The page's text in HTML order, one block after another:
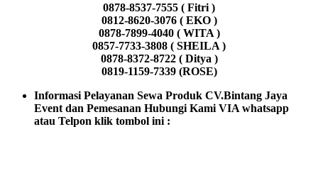
0878-8537-7555 ( Fitri )
0812-8620-3076 ( EKO )
0878-7899-4040 ( WITA )
0857-7733-3808 ( SHEILA )
0878-8372-8722 ( Ditya )
0819-1159-7339 (ROSE)
Informasi Pelayanan Sewa Produk CV.Bintang Jaya
Event dan Pemesanan Hubungi Kami VIA whatsapp
atau Telpon klik tombol ini :